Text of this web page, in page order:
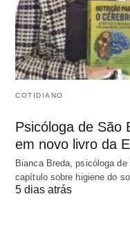
COTIDIANO
Psicóloga de São
em novo livro da
Bianca Breda, psicóloga
capítulo sobre higiene do
5 dias atrás